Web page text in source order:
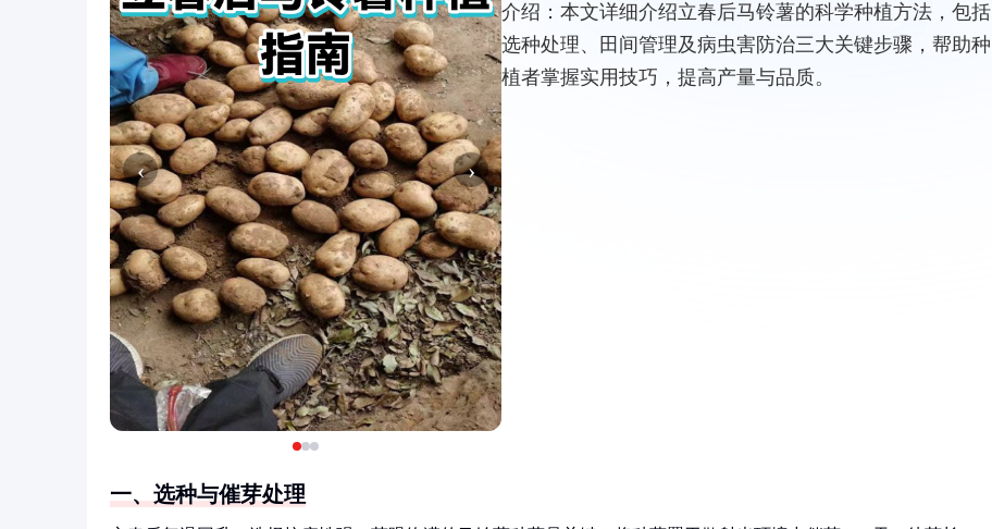
‹ ›
介绍： 本文详细介绍立春后马铃薯的科学种植方法，包括
选种处理、田间管理及病虫害防治三大关键步骤，帮助种
植者掌握实用技巧，提高产量与品质。
一、选种与催芽处理